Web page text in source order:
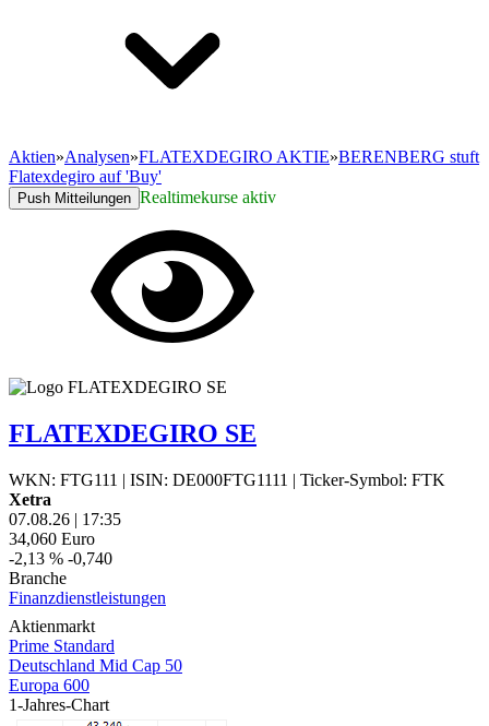
Aktien»Analysen»FLATEXDEGIRO AKTIE»BERENBERG stuft
Flatexdegiro auf 'Buy'
Push Mitteilungen Realtimekurse aktiv
FLATEXDEGIRO SE
WKN: FTG111 | ISIN: DE000FTG1111 | Ticker-Symbol: FTK
Xetra
07.08.26 | 17:35
34,060 Euro
-2,13 % -0,740
Branche
Finanzdienstleistungen
Aktienmarkt
Prime Standard
Deutschland Mid Cap 50
Europa 600
1-Jahres-Chart